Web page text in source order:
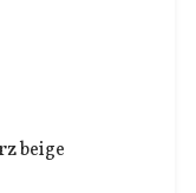
beige